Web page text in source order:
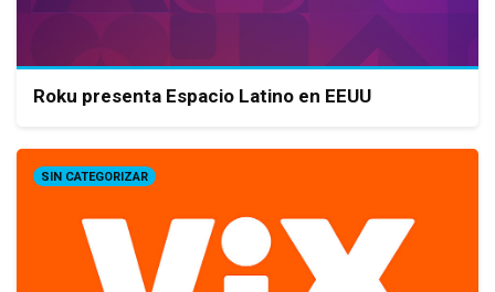
Roku presenta Espacio Latino en EEUU
SIN CATEGORIZAR